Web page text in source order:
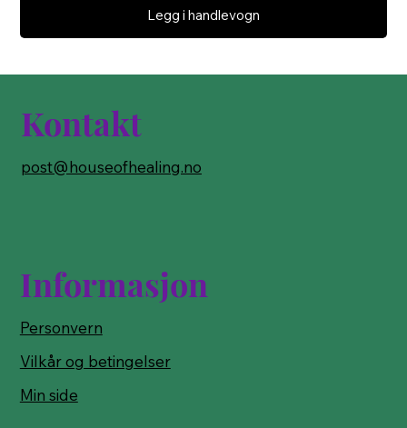
Legg i handlevogn
Kontakt
post@houseofhealing.no
Informasjon
Personvern
Vilkår og betingelser
Min side